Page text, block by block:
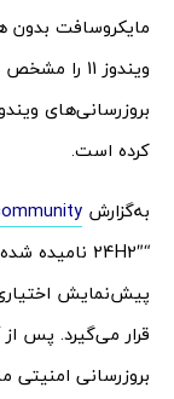
مایکروسافت بدون
ویندوز 11
بروزرسانی‌های
کرده است.
به‌گزارش
پیش‌نمایش